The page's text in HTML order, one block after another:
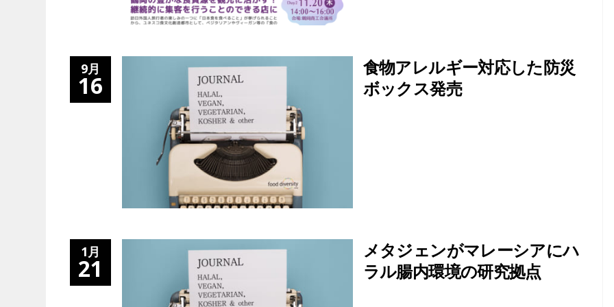
9月
16
食物アレルギー対応した防災
ボックス発売
1月
21
メタジェンがマレーシアにハ
ラル腸内環境の研究拠点